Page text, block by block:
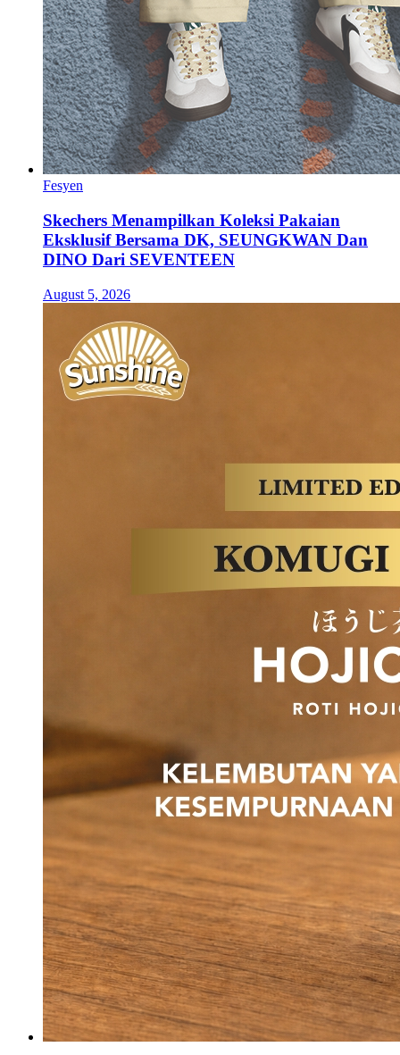
Fesyen
Skechers Menampilkan Koleksi Pakaian
Eksklusif Bersama DK, SEUNGKWAN Dan
DINO Dari SEVENTEEN
August 5, 2026